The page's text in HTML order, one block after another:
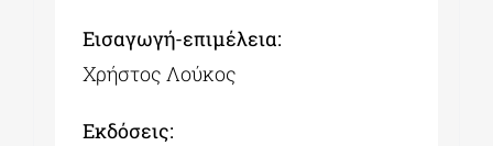
Εισαγωγή-επιμέλεια:
Χρήστος Λούκος
Εκδόσεις: